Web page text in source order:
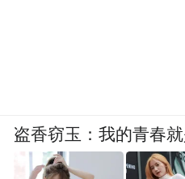
盗香窃玉：我的青春